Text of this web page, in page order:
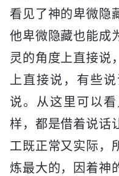
看见了神的卑微隐
他卑微隐藏也能成
灵的角度上直接说
上直接说，有些
说。从这里可以
样，都是借着说话
工既正常又实际，
炼最大的，因着神